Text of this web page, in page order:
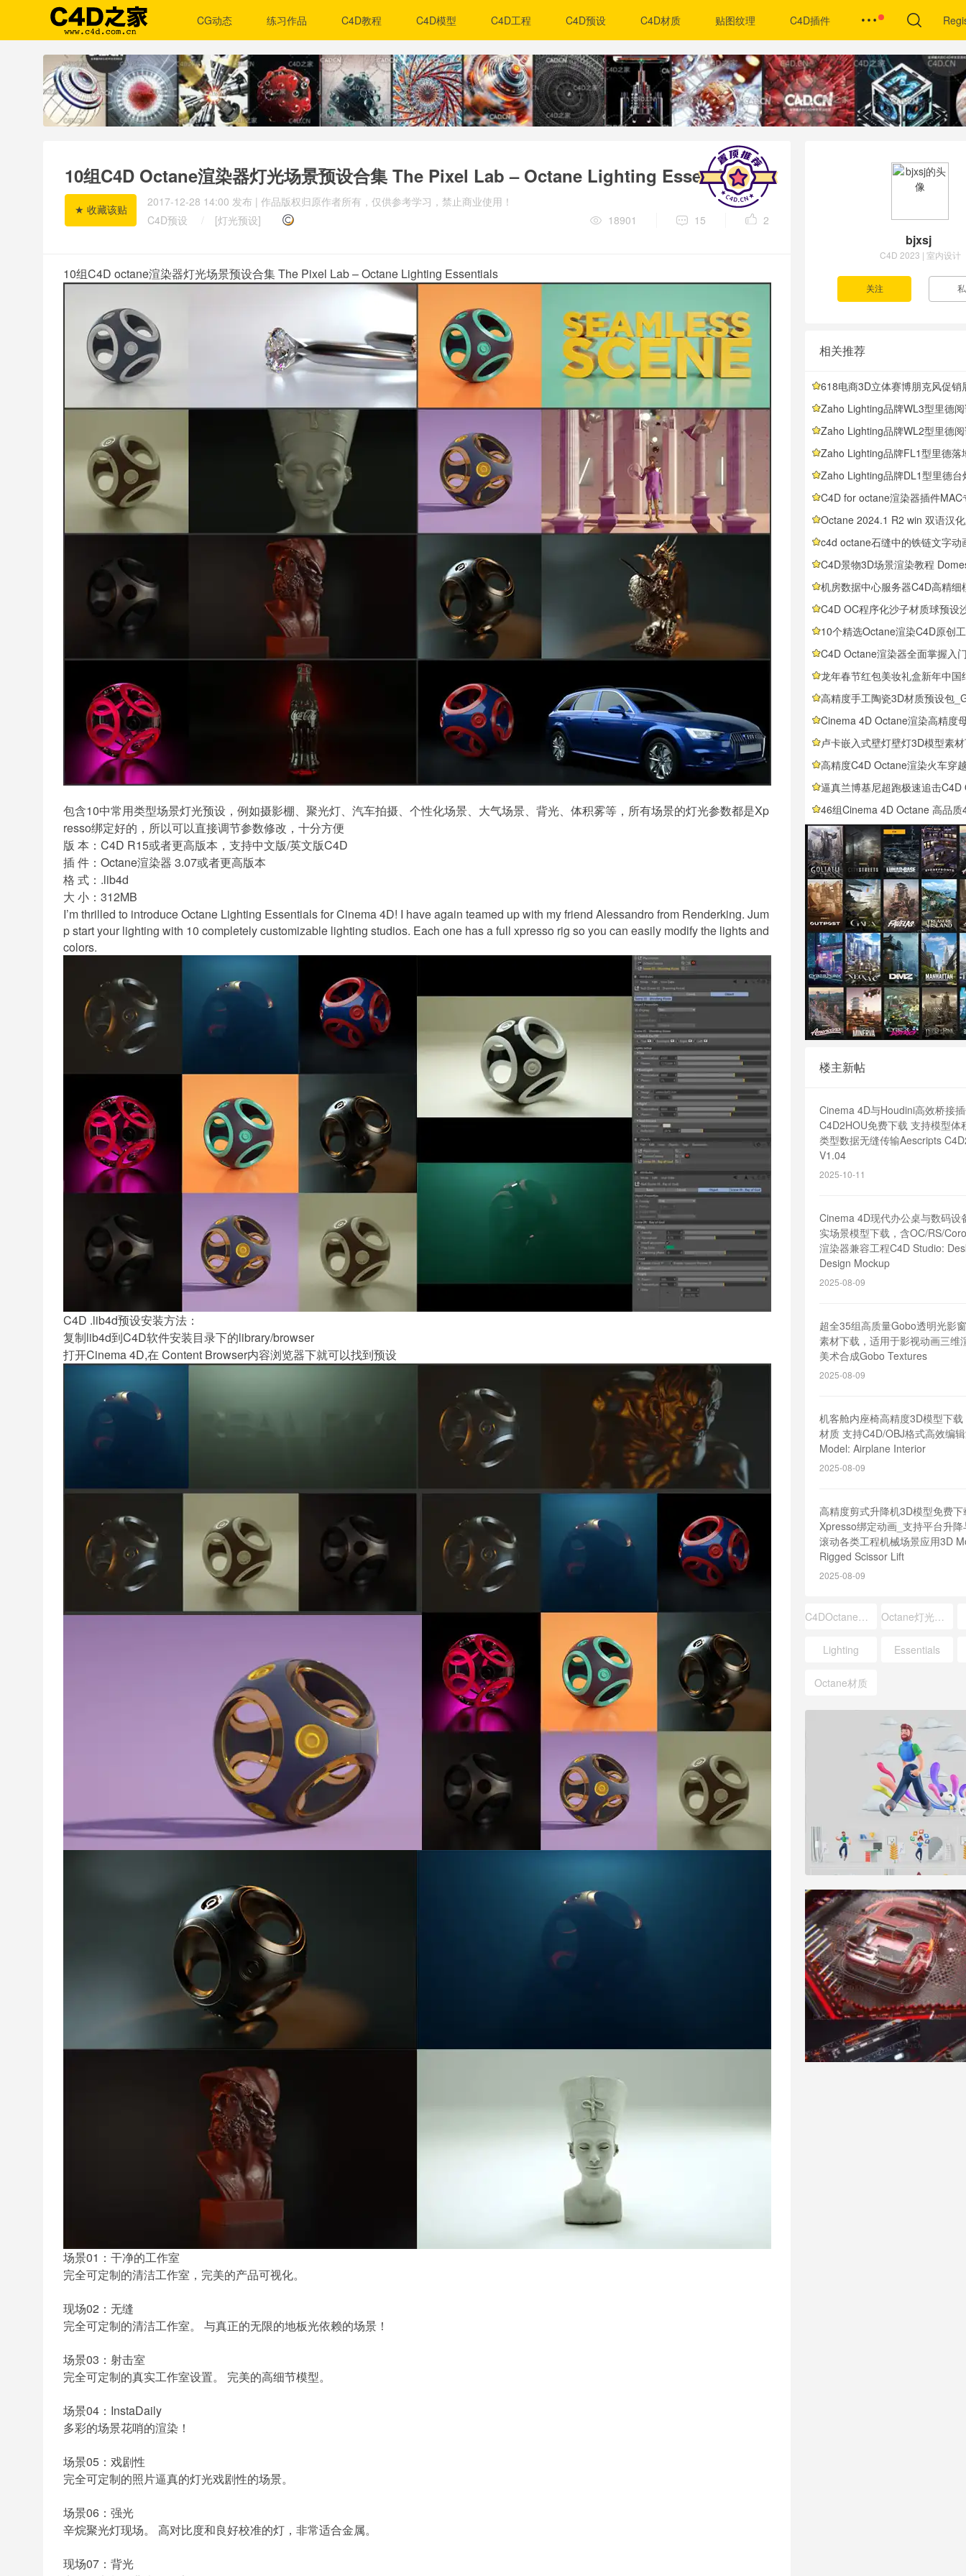
CG动态 练习作品 C4D教程 C4D模型 C4D工程 C4D预设 C4D材质 贴图纹理 C4D插件
10组C4D Octane渲染器灯光场景预设合集 The Pixel Lab – Octane Lighting Essentials
2017-12-28 14:00 发布 | 作品版权归原作者所有，仅供参考学习，禁止商业使用！
C4D预设
/ [灯光预设] 18901 15 2
10组C4D octane渲染器灯光场景预设合集The Pixel Lab – Octane Lighting Essentials
包含10中常用类型场景灯光预设，例如摄影棚、聚光灯、汽车拍摄、个性化场景、大气场景、背光、体积雾等，所有场景的灯光参数都是Xp
resso绑定好的，所以可以直接调节参数修改，十分方便
版 本：C4D R15或者更高版本，支持中文版/英文版C4D
插 件：Octane渲染器 3.07或者更高版本
格 式：.lib4d
大 小：312MB
I’m thrilled to introduce Octane Lighting Essentials forCinema 4D! I have again teamed up with my friend Alessandro from Renderking. Jum
p start your lighting with 10 completely customizable lighting studios. Each one has a full xpresso rig so you can easily modify the lights and
colors.
C4D .lib4d预设安装方法：
复制lib4d到C4D软件安装目录下的library/browser
打开Cinema 4D,在 Content Browser内容浏览器下就可以找到预设
场景01：干净的工作室
完全可定制的清洁工作室，完美的产品可视化。
现场02：无缝
完全可定制的清洁工作室。 与真正的无限的地板光依赖的场景！
场景03：射击室
完全可定制的真实工作室设置。 完美的高细节模型。
场景04：InstaDaily
多彩的场景花哨的渲染！
场景05：戏剧性
完全可定制的照片逼真的灯光戏剧性的场景。
场景06：强光
辛烷聚光灯现场。 高对比度和良好校准的灯，非常适合金属。
现场07：背光
bjxsj
C4D 2023 | 室内设计
相关推荐
618电商3D立体赛博朋克风促销
Zaho Lighting品牌WL3型里德阅读壁灯3D模型素材下载Rid WL3
Zaho Lighting品牌WL2型里德阅读壁灯3D模型素材下载Rid WL2
Zaho Lighting品牌FL1型里德落地灯3D模型素材下载Rid FL1
Zaho Lighting品牌DL1型里德台灯3D模型素材下载Rid DL1
C4D for octane渲染器插件MAC
Octane 2024.1 R2 win 双语汉化版+官方英文原版安装包
c4d octane石缝中的铁链文字动画
C4D景物3D场景渲染教程 Domestika – Still-Life
机房数据中心服务器C4D高精细模型预设套件Data Center
C4D OC程序化沙子材质球预设沙地沙丘砂砾沙粒
10个精选Octane渲染C4D原创工程文件合集—涵盖穿越、粒子、彩色、鹿、
C4D Octane渲染器全面掌握入门基础教程MotionPunk – Mastering Octane
龙年春节红包美妆礼盒新年中国结3D模型合集含柿子丝带等多元素电
高精度手工陶瓷3D材质预设包_GSG 40种真实质感陶瓷贴图免费下载_支持主流渲染器
Cinema 4D Octane渲染高精度母婴奶瓶卡通手柄吸管杯
卢卡嵌入式壁灯壁灯3D模型素材下载Lucca Recessed Wall
高精度C4D Octane渲染火车穿越公路铁路场景模型含贴图材质全元素
逼真兰博基尼超跑极速追击C4D Octane工程文件含完整跑车赛道场景及
46组Cinema 4D Octane 高品质46款精细液体材质球合集全面上线，涵盖乳制品饮品食
楼主新帖
Cinema 4D与Houdini高效桥接
C4D2HOU免费下载 支持模型体
类型数据无缝传输Aescripts
V1.04
2025-10-11
Cinema 4D现代办公桌与数码设
实场景模型下载，含OC/RS/
渲染器兼容工程C4D Studio:
Design Mockup
2025-08-09
超全35组高质量Gobo透明光影
素材下载，适用于影视动画三维
美术合成Gobo Textures
2025-08-09
机客舱内座椅高精度3D模型下
材质 支持C4D/OBJ格式高效编
Model: Airplane Interior
2025-08-09
高精度剪式升降机3D模型免费
Xpresso绑定动画_支持平台升
滚动各类工程机械场景应用3D
Rigged Scissor Lift
2025-08-09
C4DOctane灯光预设 Octane灯光场景预设
Lighting Essentials
Octane材质